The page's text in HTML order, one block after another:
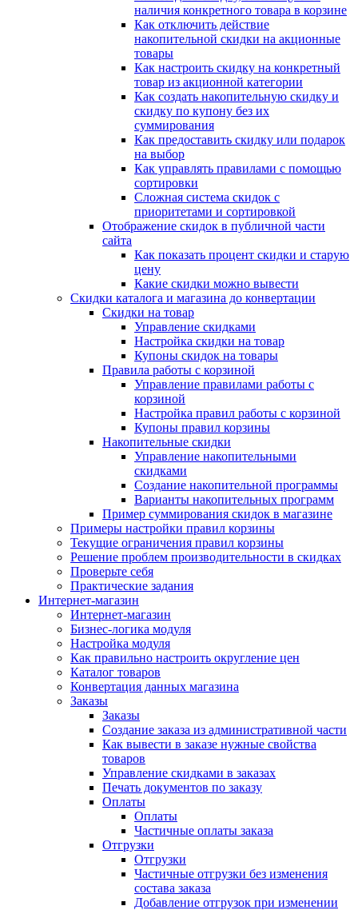
наличия конкретного товара в корзине
Как отключить действие
накопительной скидки на акционные
товары
Как настроить скидку на конкретный
товар из акционной категории
Как создать накопительную скидку и
скидку по купону без их
суммирования
Как предоставить скидку или подарок
на выбор
Как управлять правилами с помощью
сортировки
Сложная система скидок с
приоритетами и сортировкой
Отображение скидок в публичной части
сайта
Как показать процент скидки и старую
цену
Какие скидки можно вывести
Скидки каталога и магазина до конвертации
Скидки на товар
Управление скидками
Настройка скидки на товар
Купоны скидок на товары
Правила работы с корзиной
Управление правилами работы с
корзиной
Настройка правил работы с корзиной
Купоны правил корзины
Накопительные скидки
Управление накопительными
скидками
Создание накопительной программы
Варианты накопительных программ
Пример суммирования скидок в магазине
Примеры настройки правил корзины
Текущие ограничения правил корзины
Решение проблем производительности в скидках
Проверьте себя
Практические задания
Интернет-магазин
Интернет-магазин
Бизнес-логика модуля
Настройка модуля
Как правильно настроить округление цен
Каталог товаров
Конвертация данных магазина
Заказы
Заказы
Создание заказа из административной части
Как вывести в заказе нужные свойства
товаров
Управление скидками в заказах
Печать документов по заказу
Оплаты
Оплаты
Частичные оплаты заказа
Отгрузки
Отгрузки
Частичные отгрузки без изменения
состава заказа
Добавление отгрузок при изменении